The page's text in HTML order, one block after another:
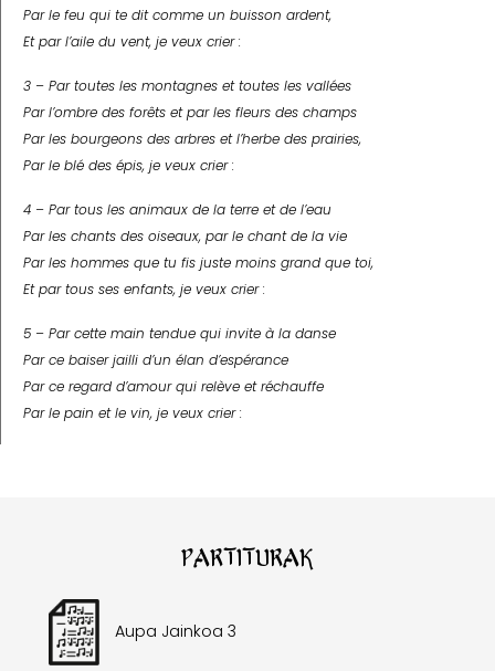
Par le feu qui te dit comme un buisson ardent,
Et par l’aile du vent, je veux crier :
3 – Par toutes les montagnes et toutes les vallées
Par l’ombre des forêts et par les fleurs des champs
Par les bourgeons des arbres et l’herbe des prairies,
Par le blé des épis, je veux crier :
4 – Par tous les animaux de la terre et de l’eau
Par les chants des oiseaux, par le chant de la vie
Par les hommes que tu fis juste moins grand que toi,
Et par tous ses enfants, je veux crier :
5 – Par cette main tendue qui invite à la danse
Par ce baiser jailli d’un élan d’espérance
Par ce regard d’amour qui relève et réchauffe
Par le pain et le vin, je veux crier :
Partiturak
Aupa Jainkoa 3